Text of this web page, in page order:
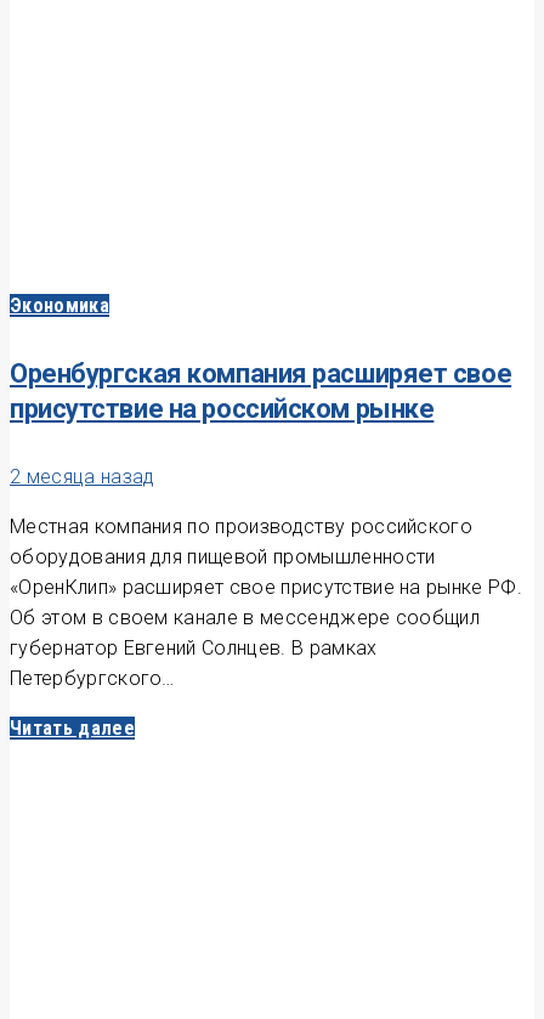
Экономика
Оренбургская компания расширяет свое
присутствие на российском рынке
2 месяца назад
Местная компания по производству российского
оборудования для пищевой промышленности
«ОренКлип» расширяет свое присутствие на рынке РФ.
Об этом в своем канале в мессенджере сообщил
губернатор Евгений Солнцев. В рамках
Петербургского…
Читать далее